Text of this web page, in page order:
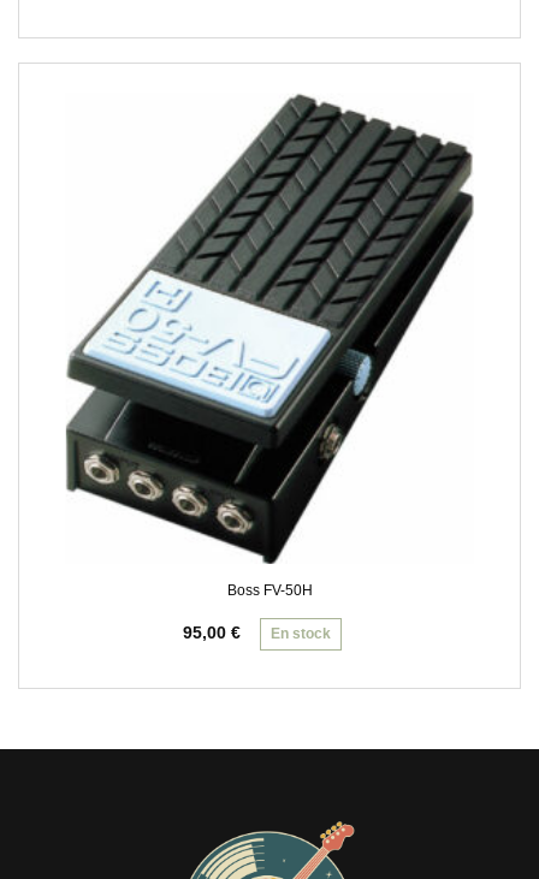
Boss FV-50H
95,00 € En stock